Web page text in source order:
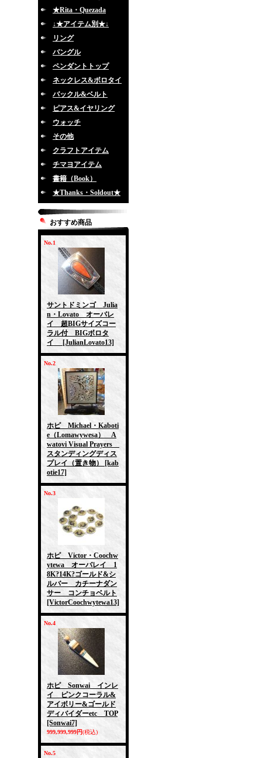
★Rita・Quezada
↓★アイテム別★↓
リング
バングル
ペンダントトップ
ネックレス&ボロタイ
バックル&ベルト
ピアス&イヤリング
ウォッチ
その他
クラフトアイテム
チマヨアイテム
書籍（Book）
★Thanks・Soldout★
おすすめ商品
No.1
サントドミンゴ Julia
n・Lovato オーバレ
イ 超BIGサイズコー
ラル付 BIGボロタ
イ
[JulianLovato13]
No.2
ホピ Michael・Kaboti
e（Lomawywesa） A
watovi Visual Prayers
スタンディングディス
プレイ（置き物）
[kab
otie17]
No.3
ホピ Victor・Coochw
ytewa オーバレイ 1
8K?14K?ゴールド&シ
ルバー カチーナダン
サー コンチョベルト
[VictorCoochwytewa13]
No.4
ホピ Sonwai インレ
イ ピンクコーラル&
アイボリー&ゴールド
ディバイダーetc TOP
[Sonwai7]
999,999,999円(税込)
No.5